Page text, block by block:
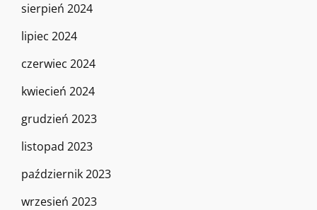
sierpień 2024
lipiec 2024
czerwiec 2024
kwiecień 2024
grudzień 2023
listopad 2023
październik 2023
wrzesień 2023